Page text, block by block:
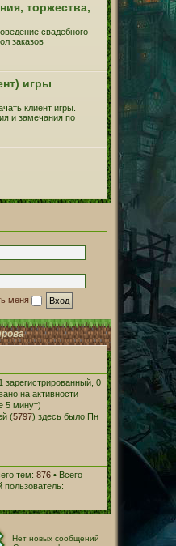
торжества,
свадебного
заказов
игры
клиент игры.
и замечания по
меня
зарегистрированный, 0
на активности
5 минут)
(5797) здесь было Пн
тем: 876 • Всего
пользователь:
Нет новых сообщений